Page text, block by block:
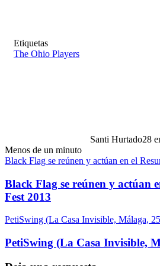
Etiquetas
The Ohio Players
Santi Hurtado28
Menos de un minuto
Black Flag se reúnen y actúan en el
Black Flag se reúnen y actúan
Fest 2013
PetiSwing (La Casa Invisible, Málaga,
PetiSwing (La Casa Invisible,